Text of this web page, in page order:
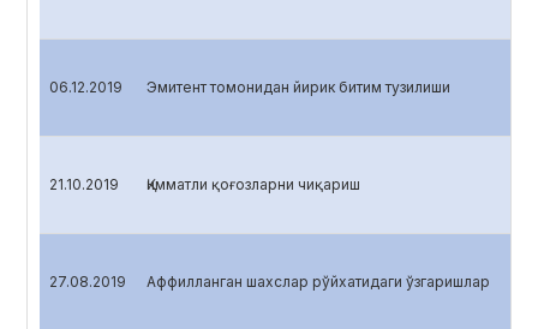
06.12.2019 Эмитент томонидан йирик битим тузилиши
21.10.2019 Қимматли қоғозларни чиқариш
27.08.2019 Аффилланган шахслар рўйхатидаги ўзгаришлар